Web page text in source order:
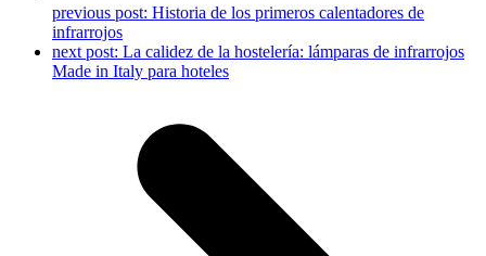
previous post: Historia de los primeros calentadores de
infrarrojos
next post: La calidez de la hostelería: lámparas de infrarrojos
Made in Italy para hoteles